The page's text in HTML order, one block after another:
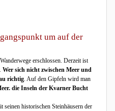
um auf der
erschlossen. Derzeit ist
Wer sich nicht zwischen Meer und
richtig . Auf den Gipfeln wird man
die Inseln der Kvarner Bucht
seinen historischen Steinhäusern der